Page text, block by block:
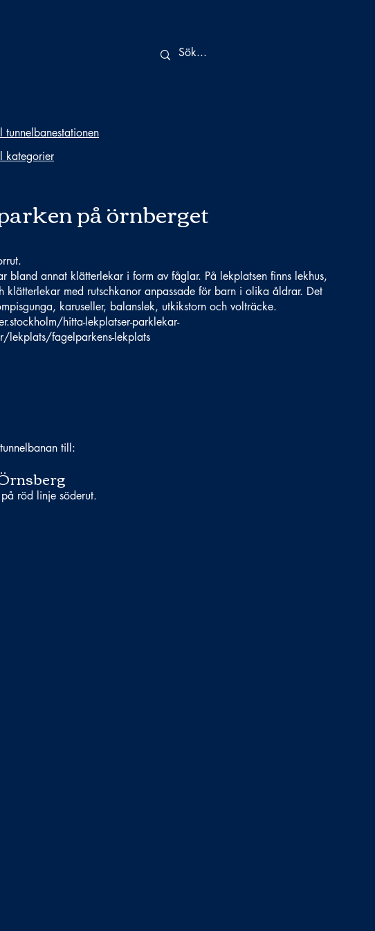
kategorier
på örnberget
bland annat klätterlekar i form av fåglar. På lekplatsen finns lekhus,
klätterlekar med rutschkanor anpassade för barn i olika åldrar. Det
karuseller, balanslek, utkikstorn och volträcke.
hitta-lekplatser-parklekar-
lekplats/fagelparkens-lekplats
till:
röd linje söderut.